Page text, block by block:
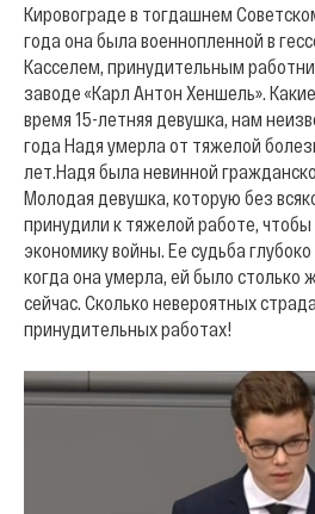
Кировограде в тогдашнем
года она была военнопленной в
Касселем, принудительным
заводе «Карл Антон Хеншель».
время 15-летняя девушка, нам
года Надя умерла от тяжелой
лет. Надя была невинной
Молодая девушка, которую без
принудили к тяжелой работе,
экономику войны. Ее судьба
когда она умерла, ей было столько
сейчас. Сколько невероятных
принудительных работах!